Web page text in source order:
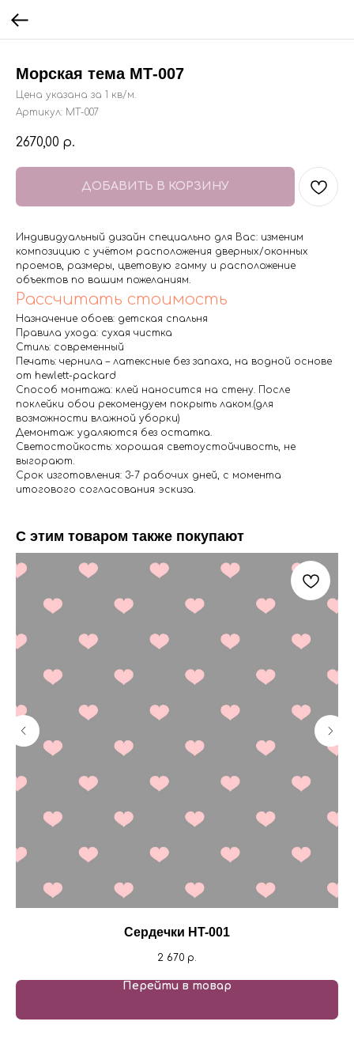
Морская тема МТ-007
Цена указана за 1 кв/м.
Артикул: МТ-007
2670,00 р.
ДОБАВИТЬ В КОРЗИНУ
Индивидуальный дизайн специально для Вас: изменим
композицию с учётом расположения дверных/оконных
проемов, размеры, цветовую гамму и расположение
объектов по вашим пожеланиям.
Рассчитать стоимость
Назначение обоев: детская спальня
Правила ухода: сухая чистка
Стиль: современный
Печать: чернила – латексные без запаха, на водной основе
от hewlett-packard
Способ монтажа: клей наносится на стену. После
поклейки обои рекомендуем покрыть лаком.(для
возможности влажной уборки)
Демонтаж: удаляются без остатка.
Светостойкость: хорошая светоустойчивость, не
выгорают.
Срок изготовления: 3-7 рабочих дней, с момента
итогового согласования эскиза.
С этим товаром также покупают
Сердечки HT-001
2 670 р.
Перейти в товар